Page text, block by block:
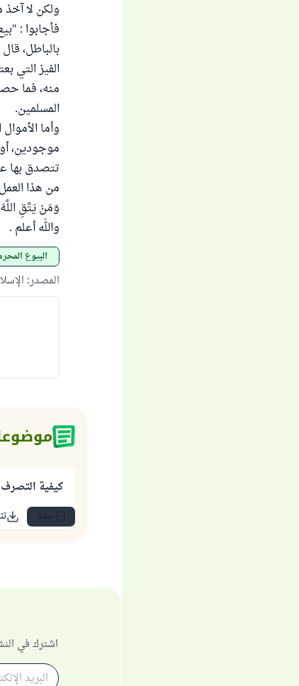
ولكن لا آخذ
فأجابوا :
بالباطل،
الفيز التي
منه، فما
المسلمين.
وأما
موجودين،
تتصدق بها
من هذا
وَمَنْ يَتَّقِ
والله أعلم .
البيوع
المصدر:
كيفية التصرف
اشترك في